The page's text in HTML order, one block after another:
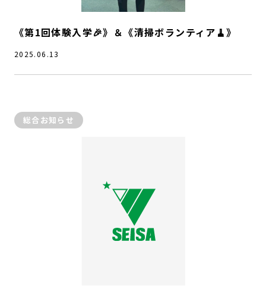
《第1回体験入学🎉》＆《清掃ボランティア🧹》
2025.06.13
総合お知らせ